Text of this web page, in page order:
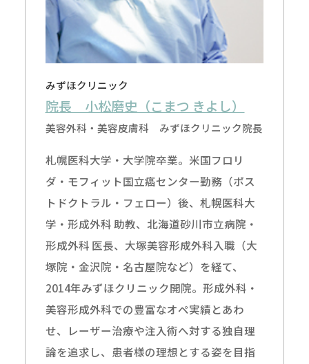
みずほクリニック
院長 小松磨史（こまつ きよし）
美容外科・美容皮膚科 みずほクリニック院長
札幌医科大学・大学院卒業。米国フロリ
ダ・モフィット国立癌センター勤務（ポス
トドクトラル・フェロー）後、札幌医科大
学・形成外科 助教、北海道砂川市立病院・
形成外科 医長、大塚美容形成外科入職（大
塚院・金沢院・名古屋院など）を経て、
2014年みずほクリニック開院。形成外科・
美容形成外科での豊富なオペ実績とあわ
せ、レーザー治療や注入術へ対する独自理
論を追求し、患者様の理想とする姿を目指